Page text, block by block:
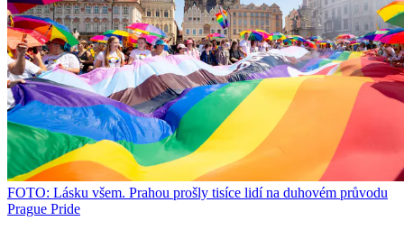
FOTO: Lásku všem. Prahou prošly tisíce lidí na duhovém průvodu
Prague Pride